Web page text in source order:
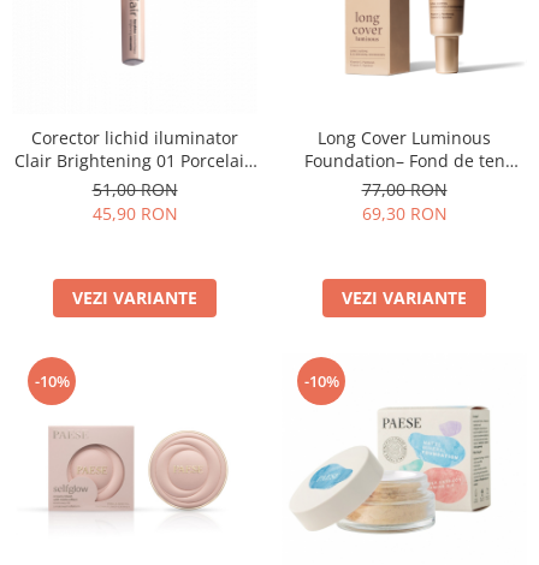
Corector lichid iluminator
Clair Brightening 01 Porcelain
- 6ml
51,00 RON
45,90 RON
VEZI VARIANTE
Long Cover Luminous
Foundation– Fond de ten
luminos
77,00 RON
69,30 RON
VEZI VARIANTE
-10% -10%